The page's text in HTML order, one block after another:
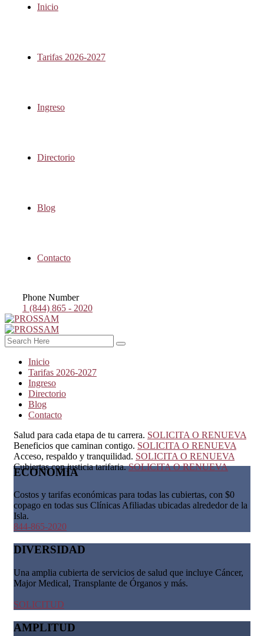
Inicio
Tarifas 2026-2027
Ingreso
Directorio
Blog
Contacto
Phone Number
1 (844) 865 - 2020
Inicio
Tarifas 2026-2027
Ingreso
Directorio
Blog
Contacto
Salud para cada etapa de tu carrera. SOLICITA O RENUEVA
Beneficios que caminan contigo. SOLICITA O RENUEVA
Acceso, respaldo y tranquilidad. SOLICITA O RENUEVA
Cubiertas con justicia tarifaria. SOLICITA O RENUEVA
ECONOMÍA
Costos y tarifas económicas para todas las cubiertas, con $0
copago en todas sus Clínicas Afiliadas ubicadas alrededor de la
Isla.
844-865-2020
DIVERSIDAD
Una amplia cubierta de servicios de salud que incluye Cáncer,
Major Medical, Transplante de Órganos y más.
SOLICITUD
AMPLITUD